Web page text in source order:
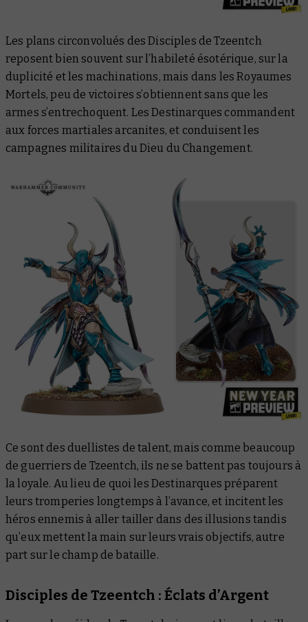
Les plans circonvolués des Disciples de Tzeentch
reposent bien souvent sur l’habileté ésotérique, sur la
duplicité et les machinations, mais dans les Royaumes
Mortels, peu de victoires s’obtiennent sans que les
armes s’entrechoquent. Les Destinarques commandent
aux forces martiales arcanites, et conduisent les
campagnes militaires du Dieu du Changement.
Ce sont des duellistes de talent, mais comme beaucoup
de guerriers de Tzeentch, ils ne se battent pas toujours à
la loyale. Au lieu de quoi les Destinarques préparent
leurs tromperies longtemps à l’avance, et incitent les
héros ennemis à aller tailler dans des illusions tandis
qu’eux mettent la main sur leurs vrais objectifs, autre
part sur le champ de bataille.
Disciples de Tzeentch : Éclats d’Argent